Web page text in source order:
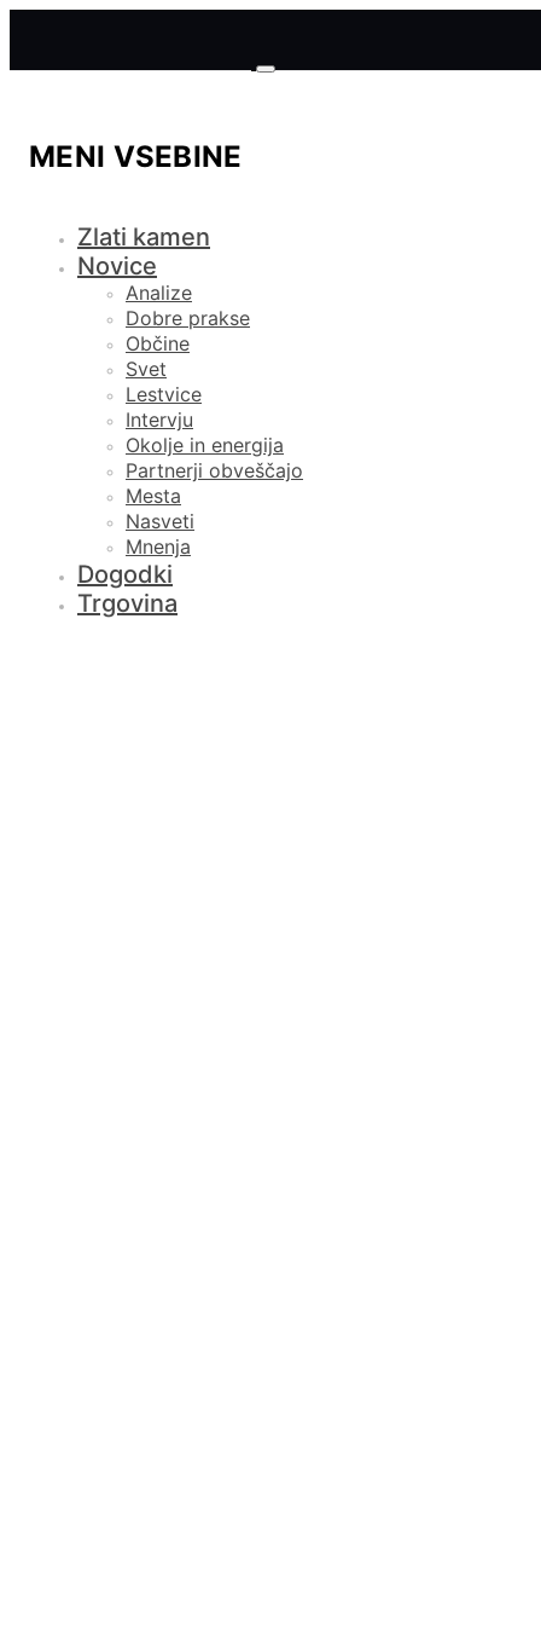
MENI VSEBINE
Zlati kamen
Novice
Analize
Dobre prakse
Občine
Svet
Lestvice
Intervju
Okolje in energija
Partnerji obveščajo
Mesta
Nasveti
Mnenja
Dogodki
Trgovina